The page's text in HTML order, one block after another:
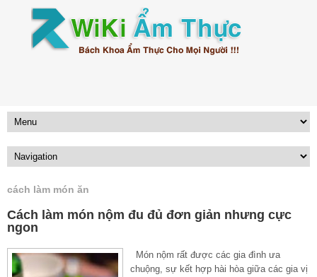
cách làm món ăn
Cách làm món nộm đu đủ đơn giản nhưng cực
ngon
Món nộm rất được các gia đình ưa
chuộng, sự kết hợp hài hòa giữa các gia vị